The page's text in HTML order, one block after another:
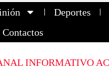
Deportes
Contactos
INFORMATIVO